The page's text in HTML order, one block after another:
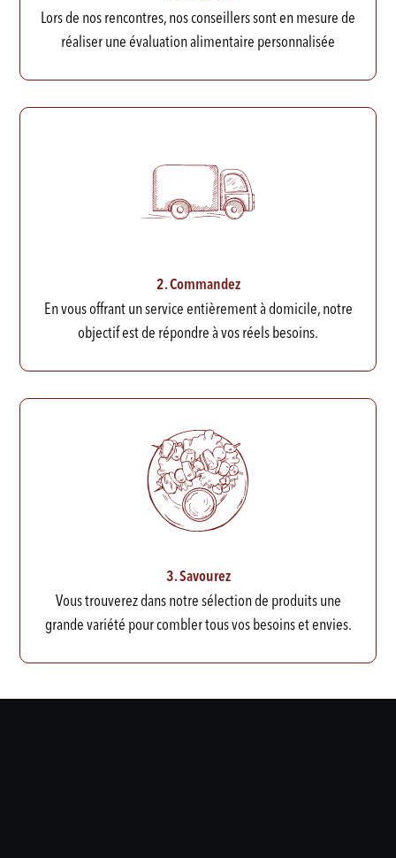
Lors de nos rencontres, nos conseillers sont en mesure de
réaliser une évaluation alimentaire personnalisée
2. Commandez
En vous offrant un service entièrement à domicile, notre
objectif est de répondre à vos réels besoins.
3. Savourez
Vous trouverez dans notre sélection de produits une
grande variété pour combler tous vos besoins et envies.